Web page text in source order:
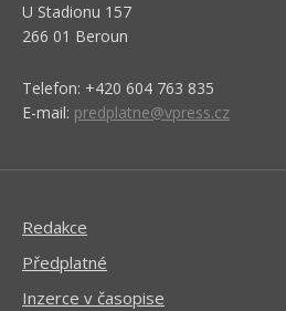
U Stadionu 157
266 01 Beroun
Telefon: +420 604 763 835
E-mail: predplatne@vpress.cz
Redakce
Předplatné
Inzerce v časopise